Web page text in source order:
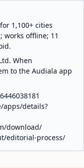
1,100+ cities
works offline; 11
When
to the Audiala app
apps/details?
download/
editorial-process/